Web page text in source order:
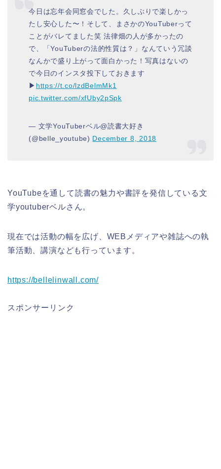
今日は忘年会同窓会でした。久しぶりで楽しかっ
たし安心した〜！そして、まさかのYouTuberって
ことがバレてました笑 法律畑の人が多かったの
で、「YouTuberの法的性質は？」なんていう冗談
なんかで盛り上がって面白かった！写真はないの
で今日のインスタ投下しておきます
▶︎ https://t.co/lzdBelmMk1
pic.twitter.com/xfUby2pSpk
— 文学YouTuberベル@読書大好き
(@belle_youtube) December 8, 2018
YouTubeを通して読書の魅力や書評を発信している文
学youtuberベルさん。
現在では活動の幅を広げ、WEBメディアや雑誌への執
筆活動、講演なども行っています。
https://bellelinwall.com/
スポンサーリンク